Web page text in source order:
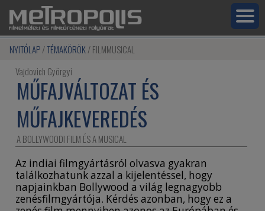
NYITÓLAP TÉMAKÖRÖK FILMMUSICAL
Vajdovich Györgyi
MŰFAJVÁLTOZAT ÉS
MŰFAJKEVEREDÉS
A BOLLYWOODI FILM ÉS A MUSICAL
Az indiai filmgyártásról olvasva gyakran
találkozhatunk azzal a kijelentéssel, hogy
napjainkban Bollywood a világ legnagyobb
zenésfilmgyártója. Kérdés azonban, hogy ez a